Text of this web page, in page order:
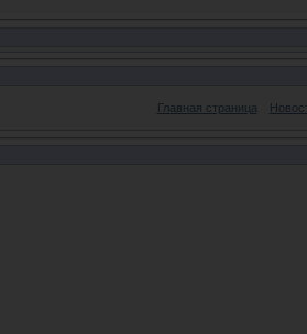
Главная страница